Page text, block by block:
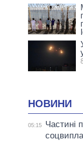
НОВИНИ
05:15
Частині